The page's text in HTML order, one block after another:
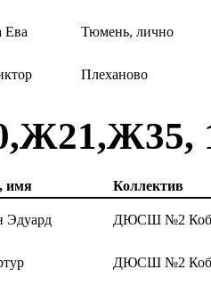
Ева Тюмень, лично
Плеханово
имя Коллектив
Эдуард ДЮСШ №2
ДЮСШ №2